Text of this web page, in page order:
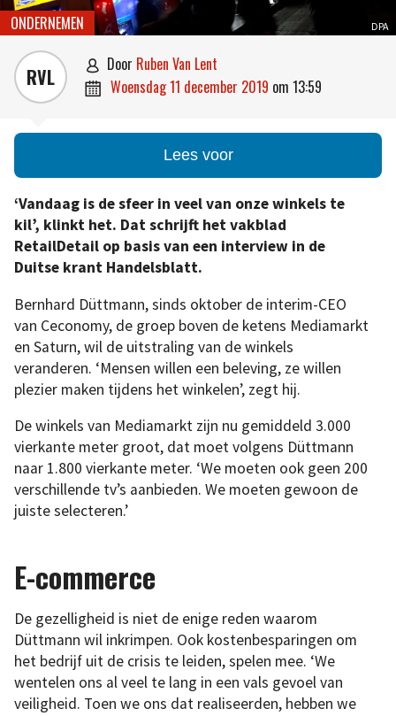
DPA
ONDERNEMEN
RVL  door Ruben Van Lent
 woensdag 11 december 2019 om 13:59
Lees voor
‘Vandaag is de sfeer in veel van onze winkels te
kil’, klinkt het. Dat schrijft het vakblad
RetailDetail op basis van een interview in de
Duitse krant Handelsblatt.
Bernhard Düttmann, sinds oktober de interim-CEO
van Ceconomy, de groep boven de ketens Mediamarkt
en Saturn, wil de uitstraling van de winkels
veranderen. ‘Mensen willen een beleving, ze willen
plezier maken tijdens het winkelen’, zegt hij.
De winkels van Mediamarkt zijn nu gemiddeld 3.000
vierkante meter groot, dat moet volgens Düttmann
naar 1.800 vierkante meter. ‘We moeten ook geen 200
verschillende tv’s aanbieden. We moeten gewoon de
juiste selecteren.’
E-commerce
De gezelligheid is niet de enige reden waarom
Düttmann wil inkrimpen. Ook kostenbesparingen om
het bedrijf uit de crisis te leiden, spelen mee. ‘We
wentelen ons al veel te lang in een vals gevoel van
veiligheid. Toen we ons dat realiseerden, hebben we